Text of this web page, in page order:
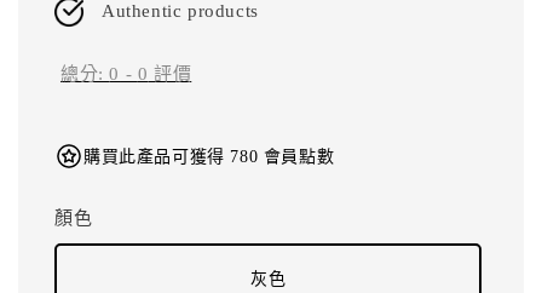
Authentic products
總分:0 - 0 評價
購買此產品可獲得 780 會員點數
顏色
灰色